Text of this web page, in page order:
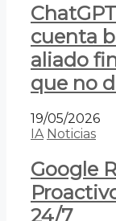
cuenta
aliado
que no
19/05/2026
IA Noticias
Google
24/7